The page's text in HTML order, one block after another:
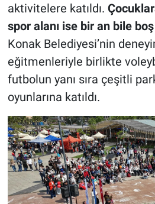
aktivitelere katıldı.
spor alanı ise bir an bile
Konak Belediyesi’nin
eğitmenleriyle birlikte
futbolun yanı sıra çeşitli
oyunlarına katıldı.